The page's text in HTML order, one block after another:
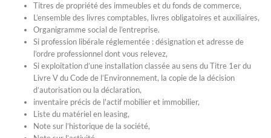
Titres de propriété des immeubles et du fonds de commerce,
L’ensemble des livres comptables, livres obligatoires et auxiliaires,
Organigramme social de l’entreprise.
Si profession libérale réglementée : désignation et adresse de
l’ordre professionnel dont vous relevez,
Si exploitation d’une installation classée au sens du Titre 1er du
Livre V du Code de l’Environnement, la copie de la décision
d’autorisation ou la déclaration,
inventaire précis de l'actif mobilier et immobilier,
Liste du matériel en leasing,
Note sur l’historique de la société,